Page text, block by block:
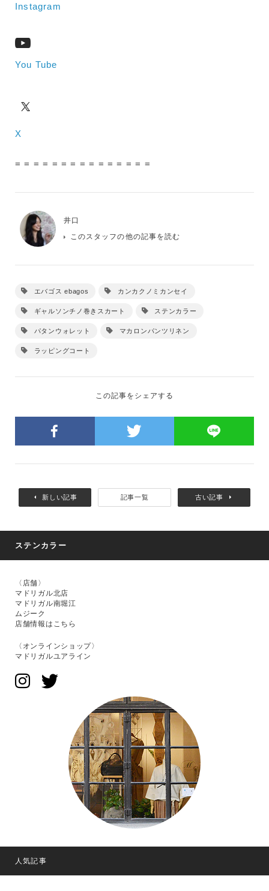
Instagram
You Tube
X
= = = = = = = = = = = = = = =
井口
このスタッフの他の記事を読む
エバゴス ebagos カンカクノミカンセイ
ギャルソンチノ巻きスカート ステンカラー
パタンウォレット マカロンパンツリネン
ラッピングコート
この記事をシェアする
新しい記事 記事一覧 古い記事
ステンカラー
〈店舗〉
マドリガル北店
マドリガル南堀江
ムジーク
店舗情報はこちら
〈オンラインショップ〉
マドリガルユアライン
人気記事